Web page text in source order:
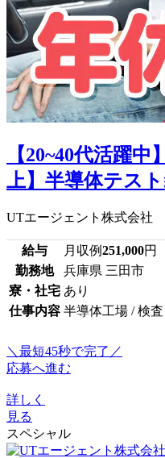
【20~40代活躍
上】半導体テス
UTエージェント株式会社
給与 月収例251,000円
勤務地
兵庫県 三田市
寮・社宅 あり
仕事内容 半導体工場 / 検
＼最短45秒で完了／
応募へ進む
詳しく
見る
スペシャル